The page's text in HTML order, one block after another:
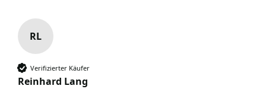
RL
Verifizierter Käufer
Reinhard Lang